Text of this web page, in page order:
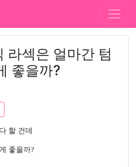
라섹은 얼마간 텀
좋을까?
할 건데
좋을까?